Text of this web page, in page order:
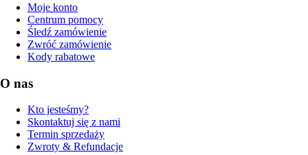
Moje konto
Centrum pomocy
Śledź zamówienie
Zwróć zamówienie
Kody rabatowe
O nas
Kto jesteśmy?
Skontaktuj się z nami
Termin sprzedaży
Zwroty & Refundacje